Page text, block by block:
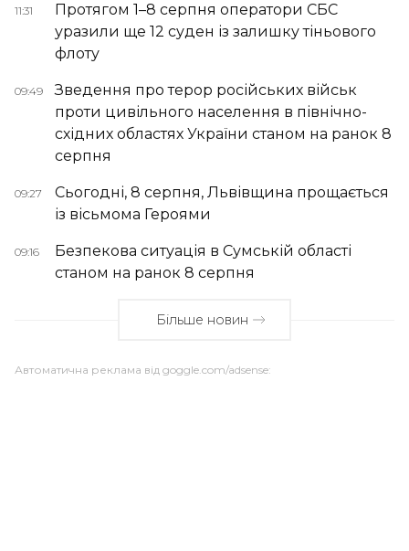
11:31
Протягом 1–8 серпня оператори СБС
уразили ще 12 суден із залишку тіньового
флоту
09:49
Зведення про терор російських військ
проти цивільного населення в північно-
східних областях України станом на ранок 8
серпня
09:27
Сьогодні, 8 серпня, Львівщина прощається
із вісьмома Героями
09:16
Безпекова ситуація в Сумській області
станом на ранок 8 серпня
Більше новин
Автоматична реклама від goggle.com/adsense: